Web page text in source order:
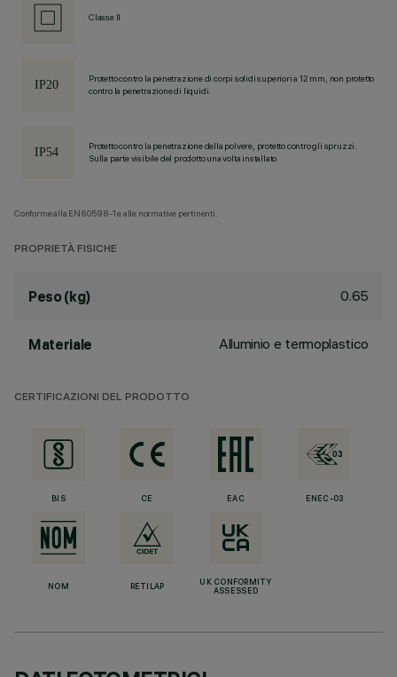
Classe II
Protetto contro la penetrazione di corpi solidi superiori a 12 mm, non protetto
contro la penetrazione di liquidi.
Protetto contro la penetrazione della polvere, protetto contro gli spruzzi.
Sulla parte visibile del prodotto una volta installato
Conforme alla EN60598-1 e alle normative pertinenti.
PROPRIETÀ FISICHE
Peso (kg) 0.65
Materiale Alluminio e termoplastico
CERTIFICAZIONI DEL PRODOTTO
BIS CE EAC ENEC-03
NOM RETILAP
UK CONFORMITY
ASSESSED